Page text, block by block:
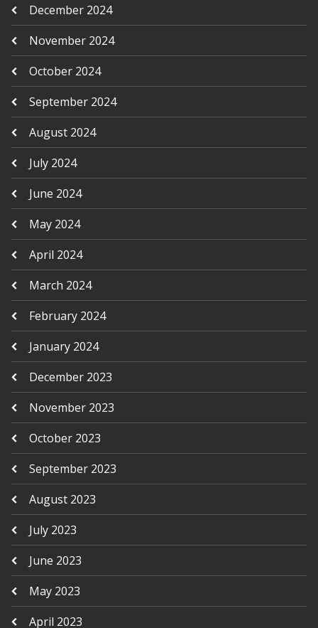
December 2024
November 2024
October 2024
September 2024
August 2024
July 2024
June 2024
May 2024
April 2024
March 2024
February 2024
January 2024
December 2023
November 2023
October 2023
September 2023
August 2023
July 2023
June 2023
May 2023
April 2023